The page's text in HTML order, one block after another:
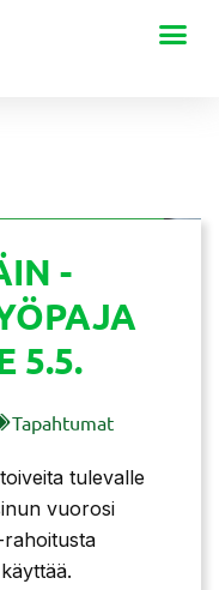
-
5.5.
Tapahtumat
tulevalle
vuorosi
rahoitusta